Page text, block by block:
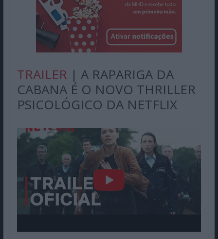
TRAILER | A RAPARIGA DA
CABANA É O NOVO THRILLER
PSICOLÓGICO DA NETFLIX